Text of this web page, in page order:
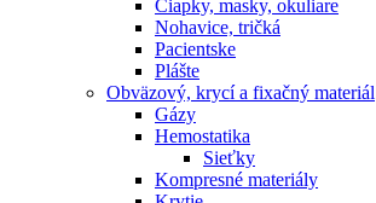
Čiapky, masky, okuliare
Nohavice, tričká
Pacientske
Plášte
Obväzový, krycí a fixačný materiál
Gázy
Hemostatika
Sieťky
Kompresné materiály